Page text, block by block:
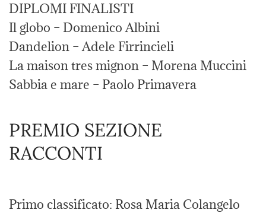
DIPLOMI FINALISTI
Il globo – Domenico Albini
Dandelion – Adele Firrincieli
La maison tres mignon – Morena Muccini
Sabbia e mare – Paolo Primavera
PREMIO SEZIONE
RACCONTI
Primo classificato: Rosa Maria Colangelo